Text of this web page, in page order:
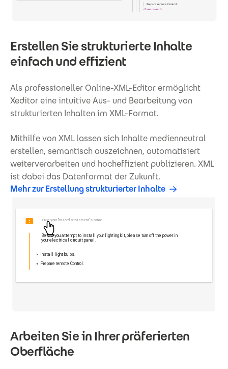
Erstellen Sie strukturierte Inhalte
einfach und effizient
Als professioneller Online-XML-Editor ermöglicht
Xeditor eine intuitive Aus- und Bearbeitung von
strukturierten Inhalten im XML-Format.
Mithilfe von XML lassen sich Inhalte medienneutral
erstellen, semantisch auszeichnen, automatisiert
weiterverarbeiten und hocheffizient publizieren. XML
ist dabei das Datenformat der Zukunft.
Mehr zur Erstellung strukturierter Inhalte
Arbeiten Sie in Ihrer präferierten
Oberfläche